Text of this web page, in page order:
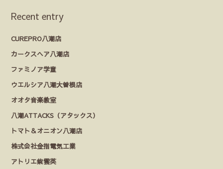
Recent entry
CUREPRO八潮店
カークスヘア八潮店
ファミノア学童
ウエルシア八潮大曽根店
オオタ音楽教室
八潮ATTACKS（アタックス）
トマト＆オニオン八潮店
株式会社金指電気工業
アトリエ紫雲英